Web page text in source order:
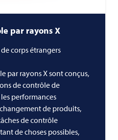
par rayons X
corps étrangers
par rayons X sont conçus,
de contrôle de
performances
de produits,
de contrôle
de choses possibles,